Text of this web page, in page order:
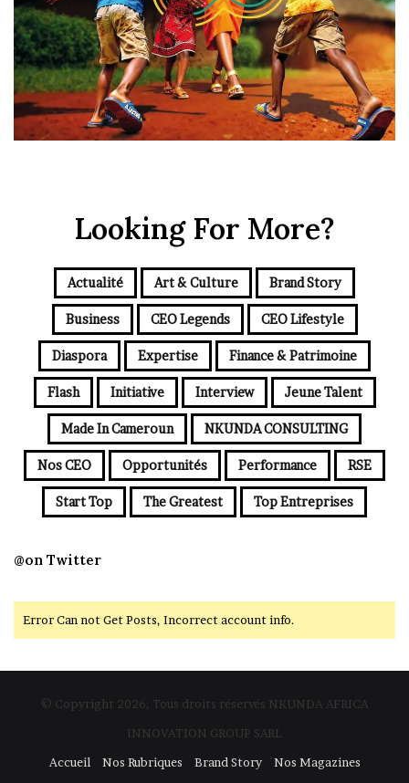
Looking For More?
Actualité Art & Culture Brand Story
Business CEO Legends CEO Lifestyle
Diaspora Expertise Finance & Patrimoine
Flash Initiative Interview Jeune Talent
Made In Cameroun NKUNDA CONSULTING
Nos CEO Opportunités Performance RSE
Start Top The Greatest Top Entreprises
@on Twitter
Error Can not Get Posts, Incorrect account info.
© Copyright 2026, Tous droits réservés NKUNDA AFRICA
INNOVATION GROUP SARL
Accueil
Nos Rubriques Brand Story Nos Magazines